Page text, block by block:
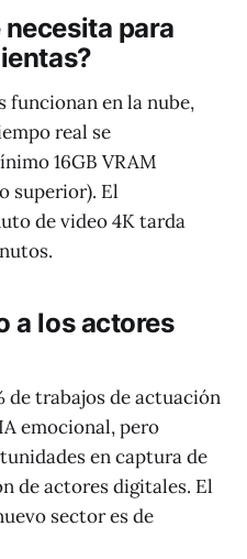
necesita para
funcionan en la nube,
real se
16GB VRAM
superior). El
de video 4K tarda
a los actores
de trabajos de actuación
emocional, pero
en captura de
de actores digitales. El
sector es de